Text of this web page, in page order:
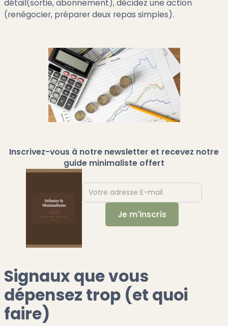
détail(sortie, abonnement), décidez une action
(renégocier, préparer deux repas simples).
Inscrivez-vous à notre newsletter et recevez notre
guide minimaliste offert
Signaux que vous
dépensez trop (et quoi
faire)